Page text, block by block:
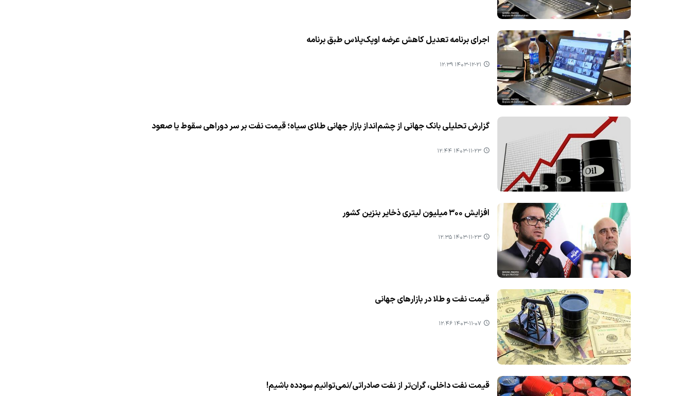
اجرای برنامه تعدیل كاهش عرضه اوپك‌پلاس طبق برنامه
۱۴۰۳-۱۲-۲۱ ۱۲:۳۹
گزارش تحلیلی بانك جهانی از چشم‌انداز بازار جهانی طلای سیاه؛ قیمت نفت بر سر دوراهی سقوط یا صعود
۱۴۰۳-۱۱-۲۳ ۱۲:۴۴
افزایش ۳۰۰ میلیون لیتری ذخایر بنزین كشور
۱۴۰۳-۱۱-۲۳ ۱۲:۳۵
قیمت نفت و طلا در بازارهای جهانی
۱۴۰۳-۱۱-۰۷ ۱۲:۴۶
قیمت نفت داخلی، گران‌تر از نفت صادراتی/نمی‌توانیم سودده باشیم!